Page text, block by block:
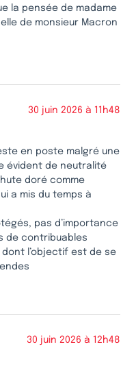
la pensée de madame
de monsieur Macron
30 juin 2026 à 11h48
en poste malgré une
évident de neutralité
doré comme
a mis du temps à
pas d’importance
de contribuables
l’objectif est de se
30 juin 2026 à 12h48